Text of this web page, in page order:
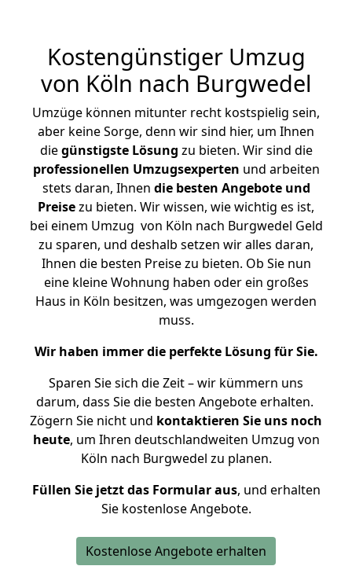
Kostengünstiger Umzug
von Köln nach Burgwedel
Umzüge können mitunter recht kostspielig sein,
aber keine Sorge, denn wir sind hier, um Ihnen
diegünstigste Lösung zu bieten. Wir sind die
professionellen Umzugsexperten und arbeiten
stets daran, Ihnen die besten Angebote und
Preisezu bieten. Wir wissen, wie wichtig es ist,
bei einem Umzug von Köln nach Burgwedel Geld
zu sparen, und deshalb setzen wir alles daran,
Ihnen die besten Preise zu bieten. Ob Sie nun
eine kleine Wohnung haben oder ein großes
Haus in Köln besitzen, was umgezogen werden
muss.
Wir haben immer die perfekte Lösung für Sie.
Sparen Sie sich die Zeit – wir kümmern uns
darum, dass Sie die besten Angebote erhalten.
Zögern Sie nicht und kontaktieren Sie uns noch
heute, um Ihren deutschlandweiten Umzug von
Köln nach Burgwedel zu planen.
Füllen Sie jetzt das Formular aus, und erhalten
Sie kostenlose Angebote.
Kostenlose Angebote erhalten